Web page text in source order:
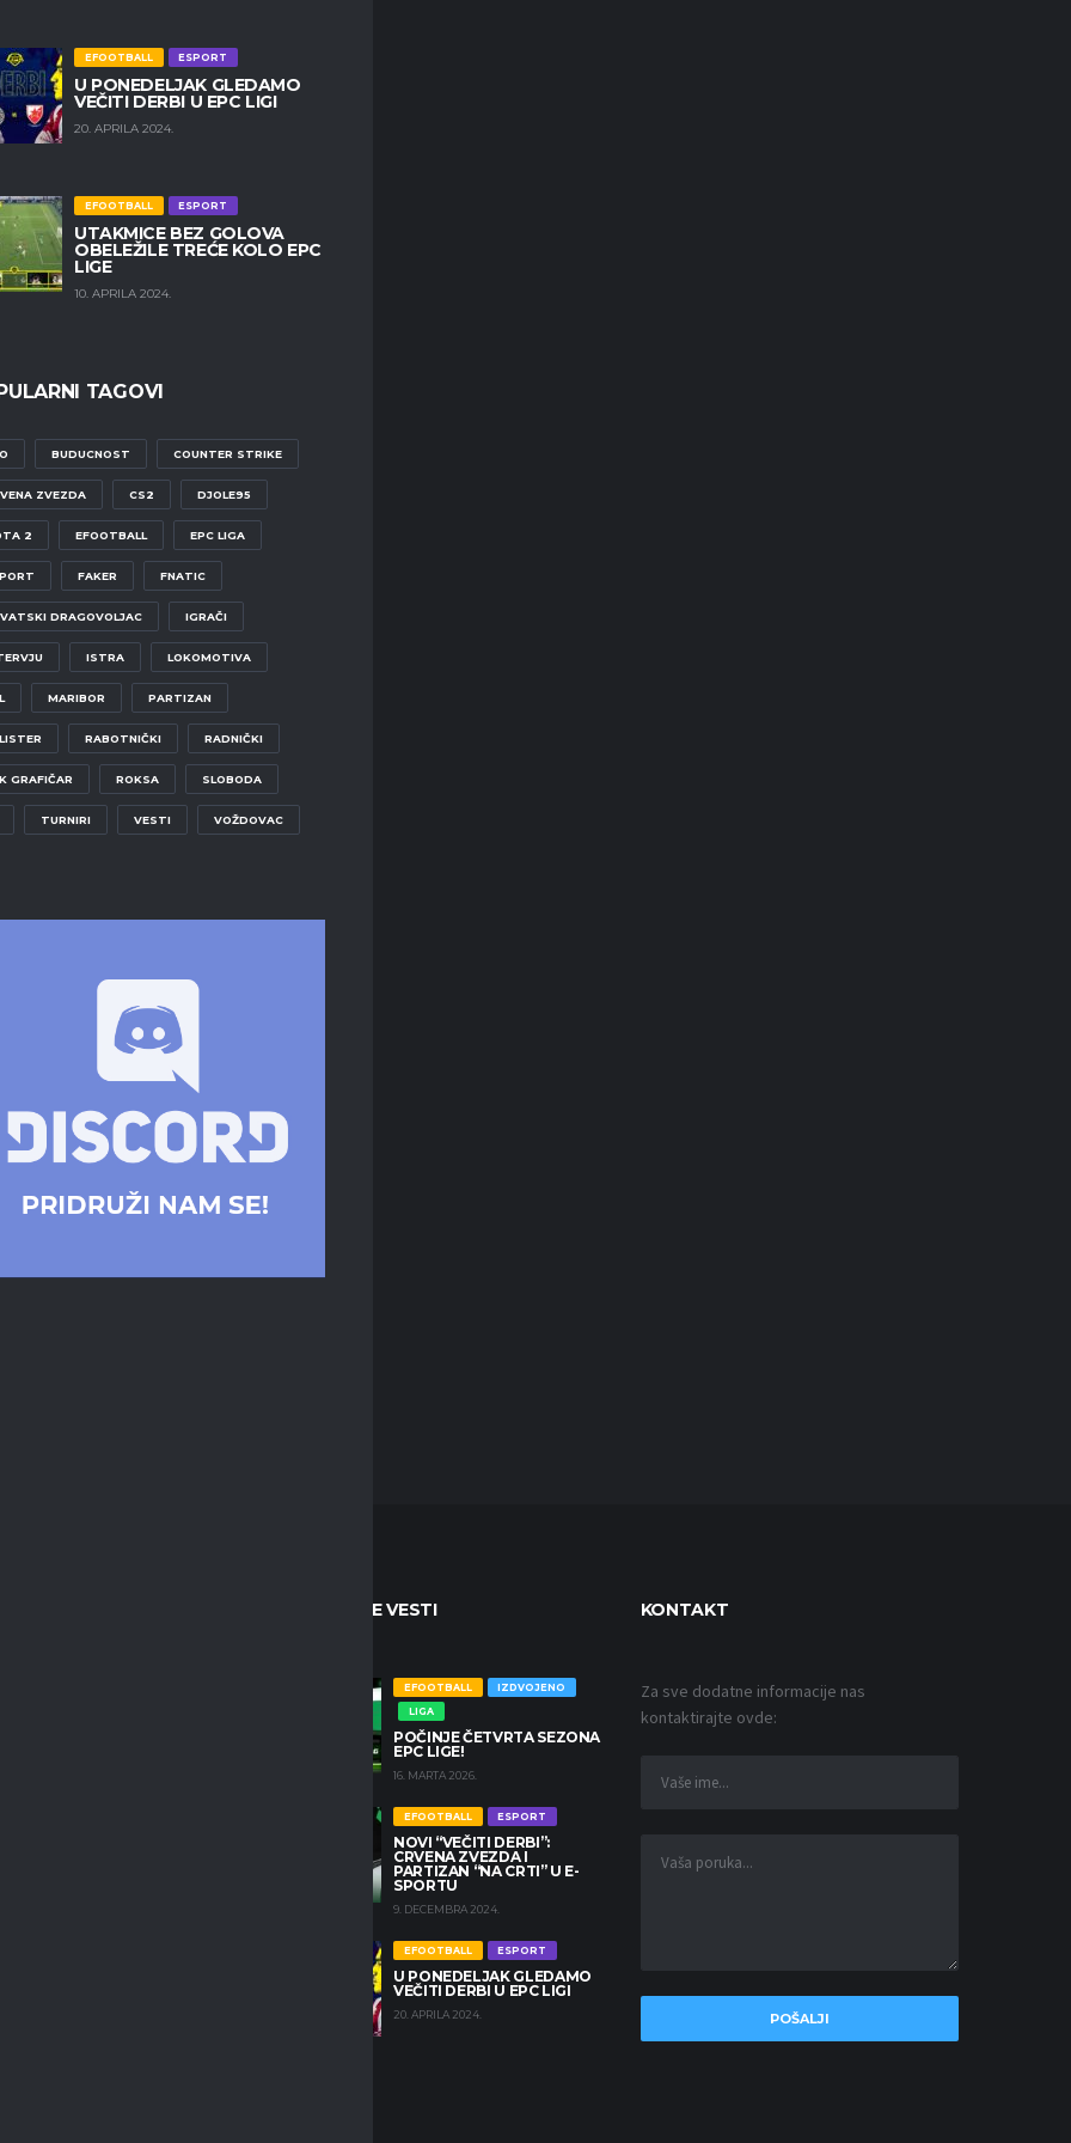
EFOOTBALL ESPORT
U PONEDELJAK GLEDAMO
VEČITI DERBI U EPC LIGI
20. APRILA 2024.
EFOOTBALL ESPORT
UTAKMICE BEZ GOLOVA
OBELEŽILE TREĆE KOLO EPC
LIGE
10. APRILA 2024.
TAGOVI
BUDUCNOST COUNTER STRIKE
ZVEZDA CS2 DJOLE95
2 EFOOTBALL EPC LIGA
FAKER FNATIC
DRAGOVOLJAC IGRAČI
ISTRA LOKOMOTIVA
MARIBOR PARTIZAN
RABOTNIČKI RADNIČKI
GRAFIČAR ROKSA SLOBODA
TURNIRI VESTI VOŽDOVAC
NAJNOVIJE VESTI
EFOOTBALL
IZDVOJENO
LIGA
POČINJE ČETVRTA SEZONA
EPC LIGE!
16. MARTA 2026.
EFOOTBALL ESPORT
NOVI “VEČITI DERBI”:
CRVENA ZVEZDA I
PARTIZAN “NA CRTI” U E-
SPORTU
9. DECEMBRA 2024.
EFOOTBALL ESPORT
U PONEDELJAK GLEDAMO
VEČITI DERBI U EPC LIGI
20. APRILA 2024.
KONTAKT
Za sve dodatne informacije nas
kontaktirajte ovde: